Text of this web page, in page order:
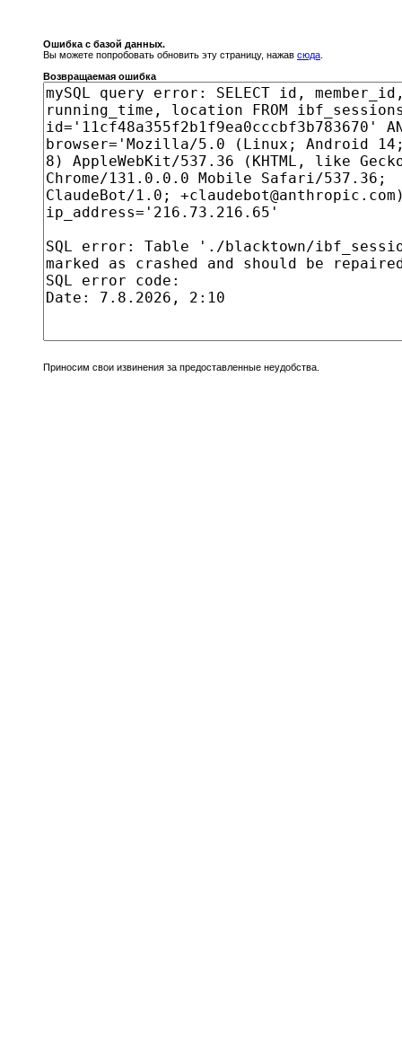
Ошибка с базой данных.
Вы можете попробовать обновить эту страницу, нажав сюда
Возвращаемая ошибка
Приносим свои извинения за предоставленные неудобства.